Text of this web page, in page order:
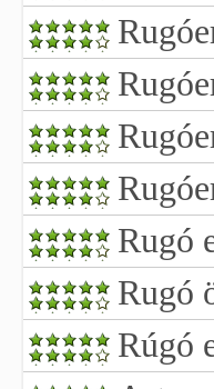
Rugó
Rugó
Rúgó